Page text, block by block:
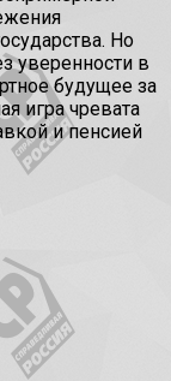
Но
уверенности в
будущее за
игра чревата
и пенсией